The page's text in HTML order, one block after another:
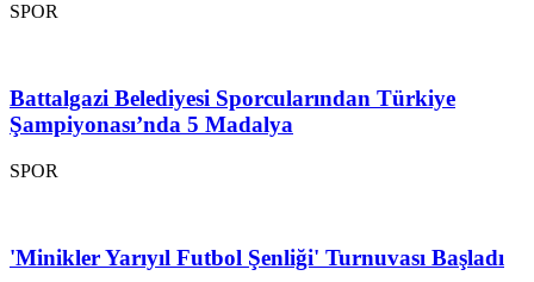
SPOR
Battalgazi Belediyesi Sporcularından Türkiye
Şampiyonası’nda 5 Madalya
SPOR
'Minikler Yarıyıl Futbol Şenliği' Turnuvası Başladı